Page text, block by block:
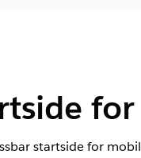
startside for